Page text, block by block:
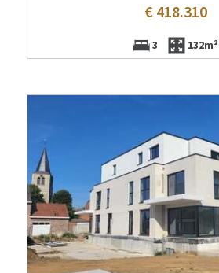
€ 418.310
3 132m²